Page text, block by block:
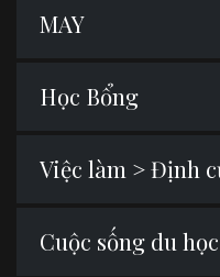
MAY
Học Bổng
Việc làm > Định
Cuộc sống du